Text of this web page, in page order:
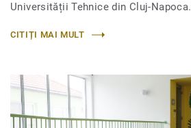
Universității Tehnice din Cluj-Napoca.
CITIȚI MAI MULT